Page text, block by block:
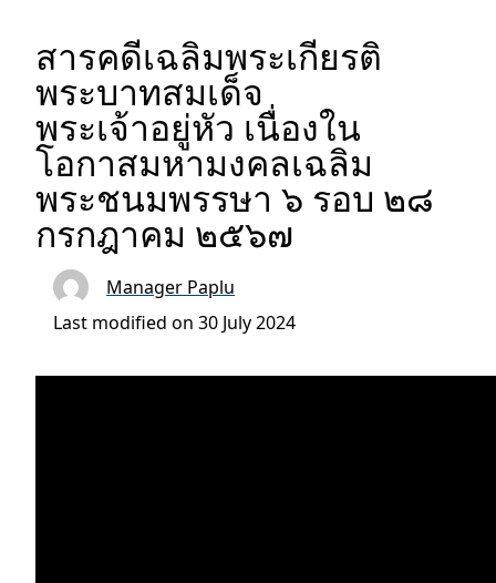
สารคดีเฉลิมพระเกียรติ
พระบาทสมเด็จ
พระเจ้าอยู่หัว เนื่องใน
โอกาสมหามงคลเฉลิม
พระชนมพรรษา ๖ รอบ ๒๘
กรกฎาคม ๒๕๖๗
Manager Paplu
Last modified on 30 July 2024